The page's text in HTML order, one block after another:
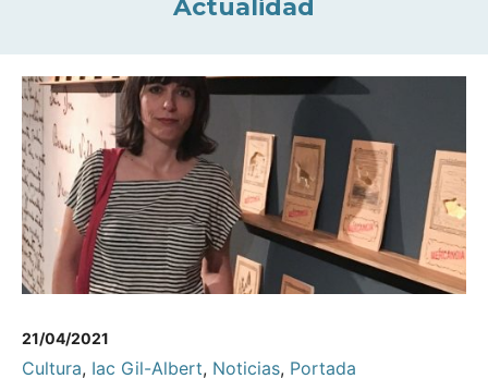
Actualidad
21/04/2021
Cultura, Iac Gil-Albert, Noticias, Portada